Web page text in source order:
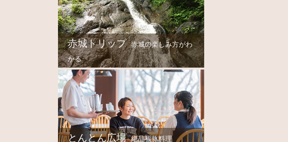
赤城トリップ
赤城の楽しみ方がわ
かる
とんとん広場 絶品福豚料理